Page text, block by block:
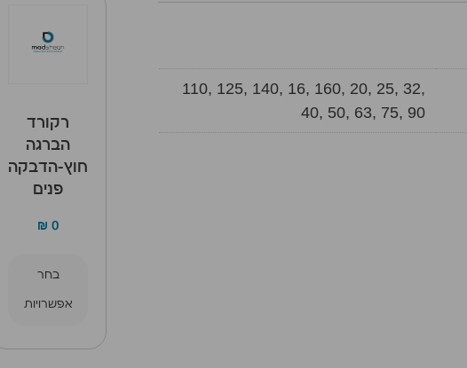
110, 125, 140, 16, 160, 20, 25, 32,
40, 50, 63, 75, 90
רקורד
הברגה
חוץ-הדבקה
פנים
₪ 0
בחר
אפשרויות